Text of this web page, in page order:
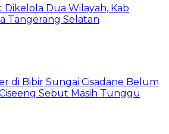
Dikelola Dua Wilayah, Kab
Tangerang Selatan
di Bibir Sungai Cisadane Belum
Sebut Masih Tunggu